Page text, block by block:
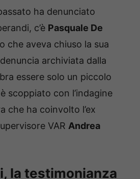
ha denunciato
c’è Pasquale De
che aveva chiuso la sua
archiviata dalla
essere solo un piccolo
scoppiato con l’indagine
che ha coinvolto l’ex
VAR Andrea
la testimonianza